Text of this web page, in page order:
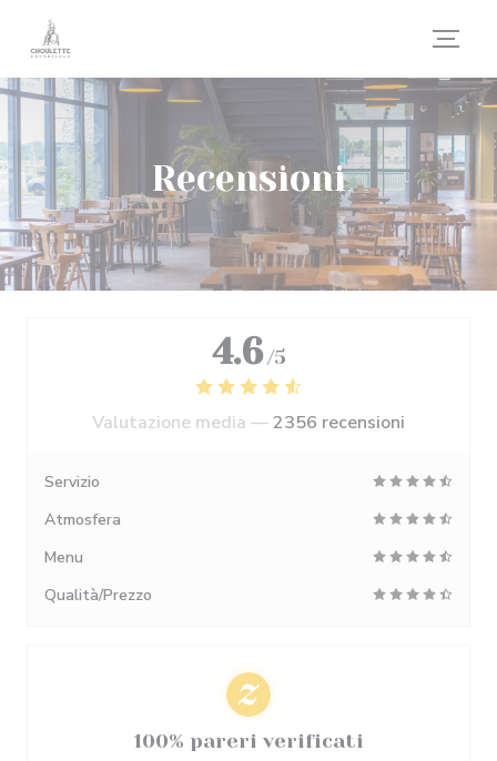
Personalizzazione delle tue scelte sui cookie
Recensioni
4.6 /5
Valutazione media —2356 recensioni
Servizio
Atmosfera
Menu
Qualità/Prezzo
100% pareri verificati